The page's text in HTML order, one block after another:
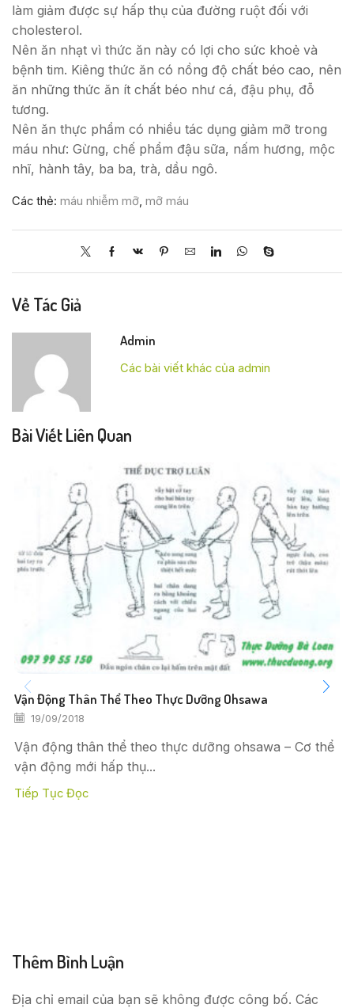
làm giảm được sự hấp thụ của đường ruột đối với
cholesterol.
Nên ăn nhạt vì thức ăn này có lợi cho sức khoẻ và
bệnh tim. Kiêng thức ăn có nồng độ chất béo cao, nên
ăn những thức ăn ít chất béo như cá, đậu phụ, đỗ
tương.
Nên ăn thực phẩm có nhiều tác dụng giảm mỡ trong
máu như: Gừng, chế phẩm đậu sữa, nấm hương, mộc
nhĩ, hành tây, ba ba, trà, dầu ngô.
Các thẻ: máu nhiễm mỡ, mỡ máu
Về Tác Giả
Admin
Các bài viết khác của admin
Bài Viết Liên Quan
Vận Động Thân Thể Theo Thực Dưỡng Ohsawa
19/09/2018
Vận động thân thể theo thực dưỡng ohsawa – Cơ thể
vận động mới hấp thụ...
Tiếp Tục Đọc
Thêm Bình Luận
Địa chỉ email của bạn sẽ không được công bố. Các